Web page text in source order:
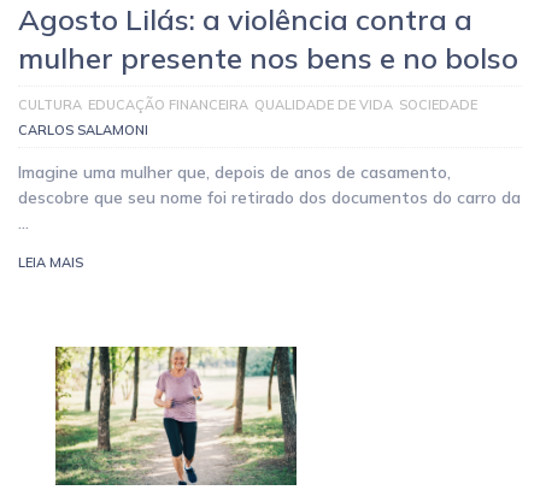
Agosto Lilás: a violência contra a
mulher presente nos bens e no bolso
CULTURA EDUCAÇÃO FINANCEIRA QUALIDADE DE VIDA SOCIEDADE
CARLOS SALAMONI
Imagine uma mulher que, depois de anos de casamento,
descobre que seu nome foi retirado dos documentos do carro da
…
LEIA MAIS